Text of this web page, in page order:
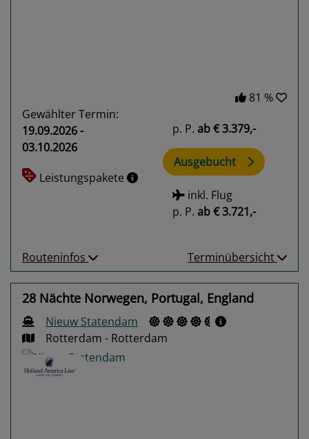
81 %
Gewählter Termin:
19.09.2026 -
03.10.2026
Leistungspakete
p. P. ab€ 3.379,-
Ausgebucht
inkl. Flug
p. P. ab€ 3.721,-
Routeninfos Terminübersicht
28 Nächte Norwegen, Portugal, England
Nieuw Statendam
Rotterdam - Rotterdam